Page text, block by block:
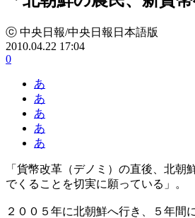
ⓒ 中央日報/中央日報日本語版
2010.04.22 17:04
0
あ
あ
あ
あ
あ
「貨幣改革（デノミ）の直後、北
でくることを切実に願っている」。
２００５年に北朝鮮へ行き、５年間